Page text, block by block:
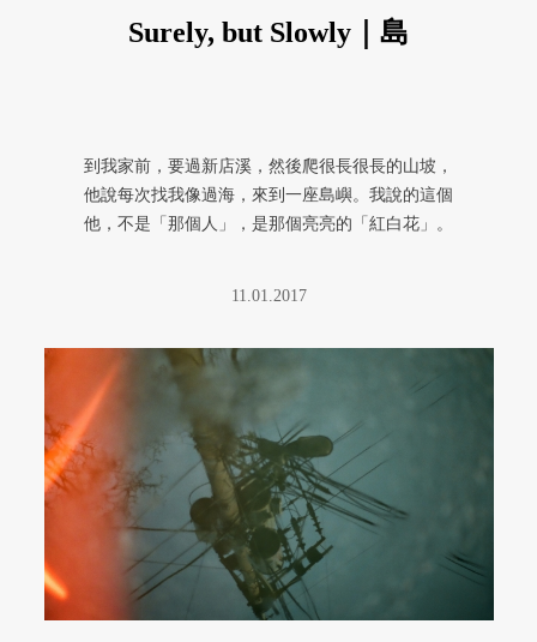
Surely, but Slowly｜島
到我家前，要過新店溪，然後爬很長很長的山坡，
他說每次找我像過海，來到一座島嶼。我說的這個
他，不是「那個人」，是那個亮亮的「紅白花」。
11.01.2017